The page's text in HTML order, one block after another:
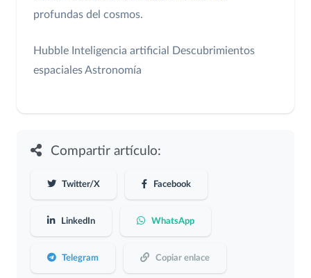
profundas del cosmos.
Hubble Inteligencia artificial
Descubrimientos
espacialesAstronomía
Compartir artículo:
Twitter/X Facebook
LinkedIn WhatsApp
Telegram Copiar enlace